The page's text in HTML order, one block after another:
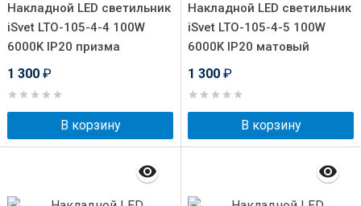
Накладной LED светильник
iSvet LTO-105-4-4 100W
6000K IP20 призма
1 300 ₽
В корзину
Накладной LED светильник
iSvet LTO-105-4-5 100W
6000K IP20 матовый
1 300 ₽
В корзину